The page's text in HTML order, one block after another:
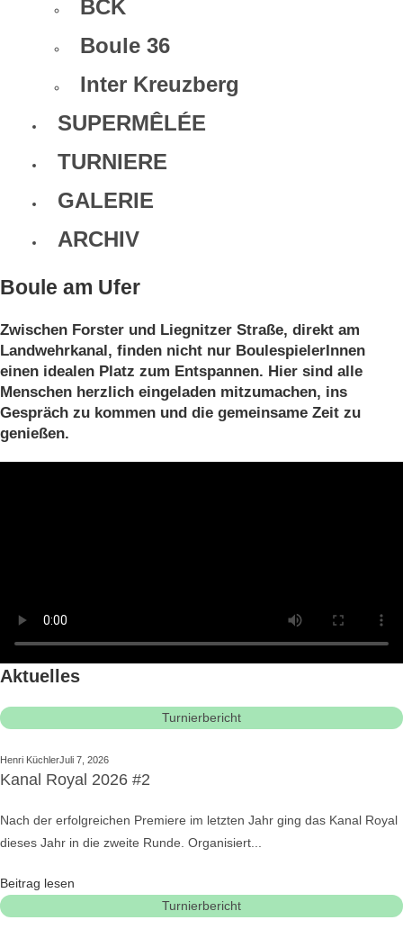
BCK
Boule 36
Inter Kreuzberg
SUPERMÊLÉE
TURNIERE
GALERIE
ARCHIV
Boule am Ufer
Zwischen Forster und Liegnitzer Straße, direkt am
Landwehrkanal, finden nicht nur BoulespielerInnen
einen idealen Platz zum Entspannen. Hier sind alle
Menschen herzlich eingeladen mitzumachen, ins
Gespräch zu kommen und die gemeinsame Zeit zu
genießen.
Aktuelles
Turnierbericht
Henri KüchlerJuli 7, 2026
Kanal Royal 2026 #2
Nach der erfolgreichen Premiere im letzten Jahr ging das Kanal Royal
dieses Jahr in die zweite Runde. Organisiert...
Beitrag lesen
Turnierbericht